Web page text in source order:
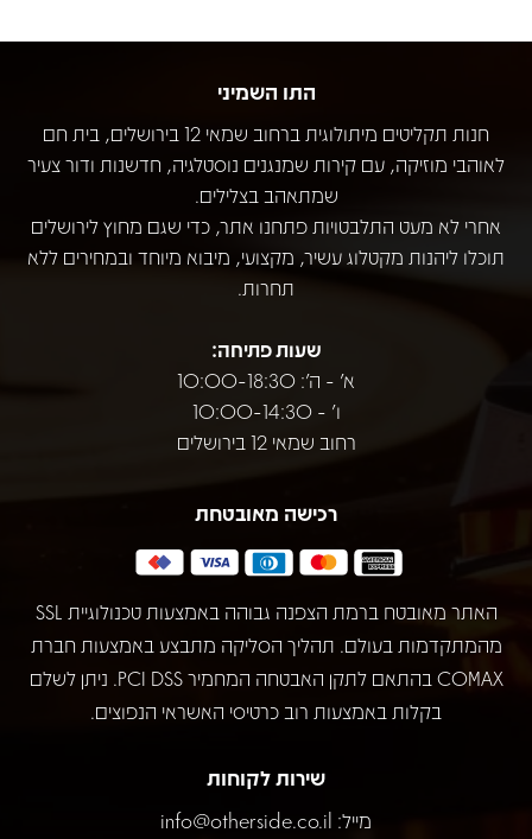
התו השמיני
חנות תקליטים מיתולוגית ברחוב שמאי 12 בירושלים, בית חם
לאוהבי מוזיקה, עם קירות שמנגנים נוסטלגיה, חדשנות ודור צעיר
שמתאהב בצלילים.
אחרי לא מעט התלבטויות פתחנו אתר, כדי שגם מחוץ לירושלים
תוכלו ליהנות מקטלוג עשיר, מקצועי, מיבוא מיוחד ובמחירים ללא
תחרות.
שעות פתיחה:
א' - ה': 10:00-18:30
ו' - 10:00-14:30
רחוב שמאי 12 בירושלים
רכישה מאובטחת
האתר מאובטח ברמת הצפנה גבוהה באמצעות טכנולוגיית SSL
מהמתקדמות בעולם. תהליך הסליקה מתבצע באמצעות חברת
COMAX בהתאם לתקן האבטחה המחמיר PCI DSS. ניתן לשלם
בקלות באמצעות רוב כרטיסי האשראי הנפוצים.
שירות לקוחות
מייל: info@otherside.co.il